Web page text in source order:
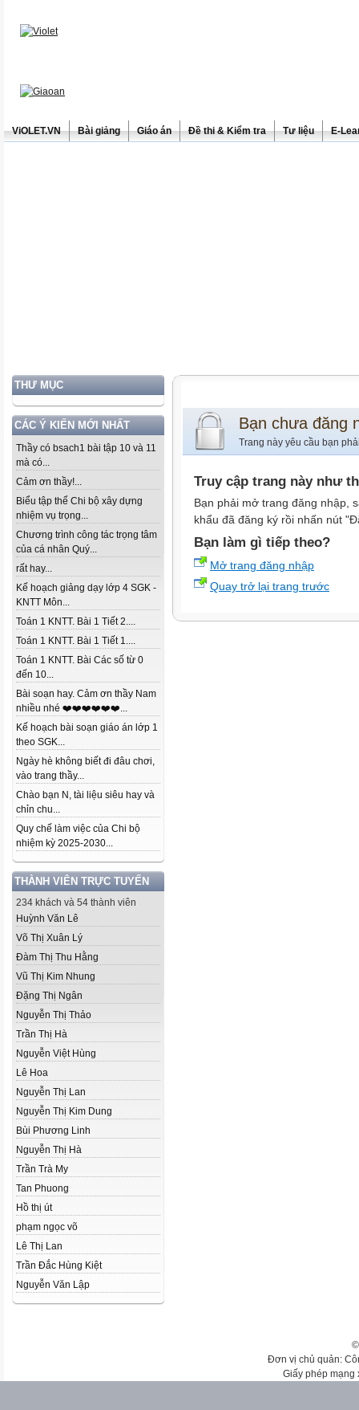
ViOLET.VN Bài giảng Giáo án Đề thi & Kiểm tra Tư liệu E-
THƯ MỤC
CÁC Ý KIẾN MỚI NHẤT
Thầy có bsach1 bài tập 10 và 11
mà có...
Cảm ơn thầy!...
Biểu tập thể Chi bộ xây dựng
nhiệm vụ trọng...
Chương trình công tác trọng tâm
của cá nhân Quý...
rất hay...
Kế hoạch giảng dạy lớp 4 SGK -
KNTT Môn...
Toán 1 KNTT. Bài 1 Tiết 2....
Toán 1 KNTT. Bài 1 Tiết 1....
Toán 1 KNTT. Bài Các số từ 0
đến 10...
Bài soạn hay. Cảm ơn thầy Nam
nhiều nhé ❤️❤️❤️❤️❤️❤️...
Kế hoạch bài soạn giáo án lớp 1
theo SGK...
Ngày hè không biết đi đâu chơi,
vào trang thầy...
Chào bạn N, tài liệu siêu hay và
chỉn chu...
Quy chế làm việc của Chi bộ
nhiệm kỳ 2025-2030...
THÀNH VIÊN TRỰC TUYẾN
234 khách và 54 thành viên
Huỳnh Văn Lê
Võ Thị Xuân Lý
Đàm Thị Thu Hằng
Vũ Thị Kim Nhung
Đặng Thị Ngân
Nguyễn Thị Thảo
Trần Thị Hà
Nguyễn Việt Hùng
Lê Hoa
Nguyễn Thị Lan
Nguyễn Thị Kim Dung
Bùi Phương Linh
Nguyễn Thị Hà
Trần Trà My
Tan Phuong
Hồ thị út
phạm ngọc võ
Lê Thị Lan
Trần Đắc Hùng Kiệt
Nguyễn Văn Lập
Bạn chưa đăng
Trang này yêu cầu bạn
Truy cập trang này như
Bạn phải mở trang đăng nhập,
khẩu đã đăng ký rồi nhấn nút
Bạn làm gì tiếp theo?
Mở trang đăng nhập
Quay trở lại trang trước
Đơn vị chủ quản:
Giấy phép mạng